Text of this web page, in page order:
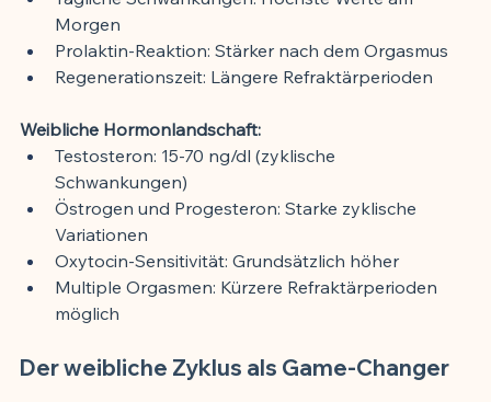
Morgen
Prolaktin-Reaktion: Stärker nach dem Orgasmus
Regenerationszeit: Längere Refraktärperioden
Weibliche Hormonlandschaft:
Testosteron: 15-70 ng/dl (zyklische
Schwankungen)
Östrogen und Progesteron: Starke zyklische
Variationen
Oxytocin-Sensitivität: Grundsätzlich höher
Multiple Orgasmen: Kürzere Refraktärperioden
möglich
Der weibliche Zyklus als Game-Changer